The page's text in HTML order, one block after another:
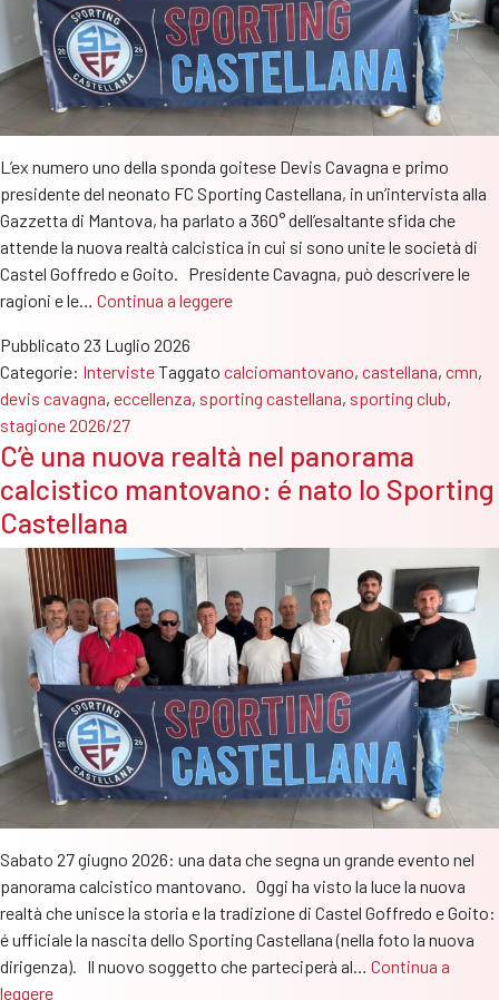
L’ex numero uno della sponda goitese Devis Cavagna e primo
presidente del neonato FC Sporting Castellana, in un’intervista alla
Gazzetta di Mantova, ha parlato a 360° dell’esaltante sfida che
attende la nuova realtà calcistica in cui si sono unite le società di
Castel Goffredo e Goito. Presidente Cavagna, può descrivere le
ragioni e le… Continua a leggereDevis
Castellana
una
esaltante
e
per
i
giovani”
Pubblicato 23 Luglio 2026
Categorie: IntervisteTaggato calciomantovano, castellana, cmn,
devis cavagna, eccellenza, sporting castellana, sporting club,
stagione 2026/27
C’è una nuova realtà nel panorama
calcistico mantovano: é nato lo Sporting
Castellana
Sabato 27 giugno 2026: una data che segna un grande evento nel
panorama calcistico mantovano. Oggi ha visto la luce la nuova
realtà che unisce la storia e la tradizione di Castel Goffredo e Goito:
é ufficiale la nascita dello Sporting Castellana (nella foto la nuova
dirigenza). Il nuovo soggetto che parteciperà al… Continua a
leggereC’è